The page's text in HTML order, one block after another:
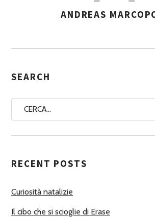
S
G
A
U
O
I
ANDREAS
SEARCH
RECENT POSTS
Curiosità natalizie
Il cibo che si scioglie di Erase